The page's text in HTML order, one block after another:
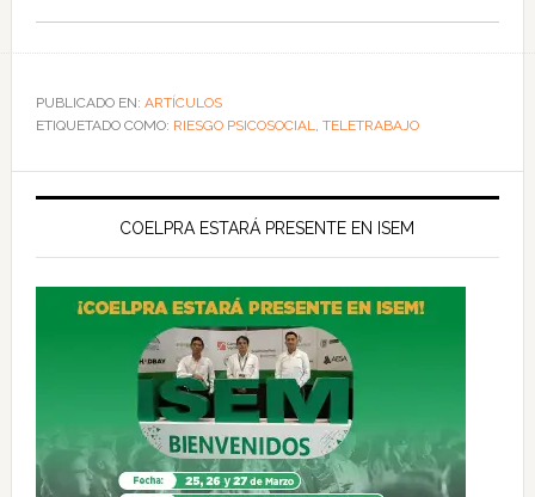
PUBLICADO EN: ARTÍCULOS
ETIQUETADO COMO: RIESGO PSICOSOCIAL, TELETRABAJO
COELPRA ESTARÁ PRESENTE EN ISEM